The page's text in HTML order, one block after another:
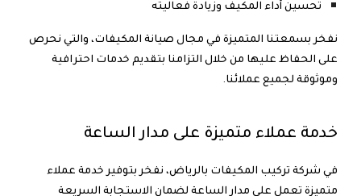
تحسين أداء المكيف وزيادة فعاليته
نفخر بسمعتنا المتميزة في مجال صيانة المكيفات، والتي نحرص
على الحفاظ عليها من خلال التزامنا بتقديم خدمات احترافية
وموثوقة لجميع عملائنا.
خدمة عملاء متميزة على مدار الساعة
في شركة تركيب المكيفات بالرياض، نفخر بتوفير خدمة عملاء
متميزة تعمل على مدار الساعة لضمان الاستجابة السريعة